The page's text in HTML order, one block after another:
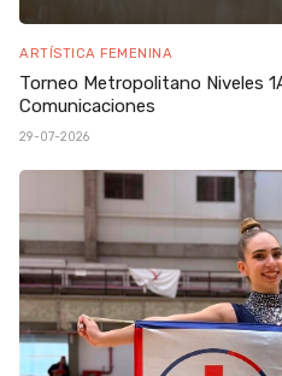
ARTÍSTICA FEMENINA
Torneo Metropolitano Niveles
Comunicaciones
29-07-2026